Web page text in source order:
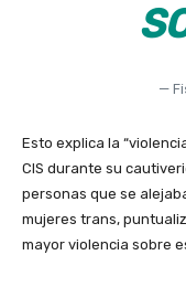
—
Esto explica la
CIS durante su
personas que se
mujeres trans,
mayor violencia sobre